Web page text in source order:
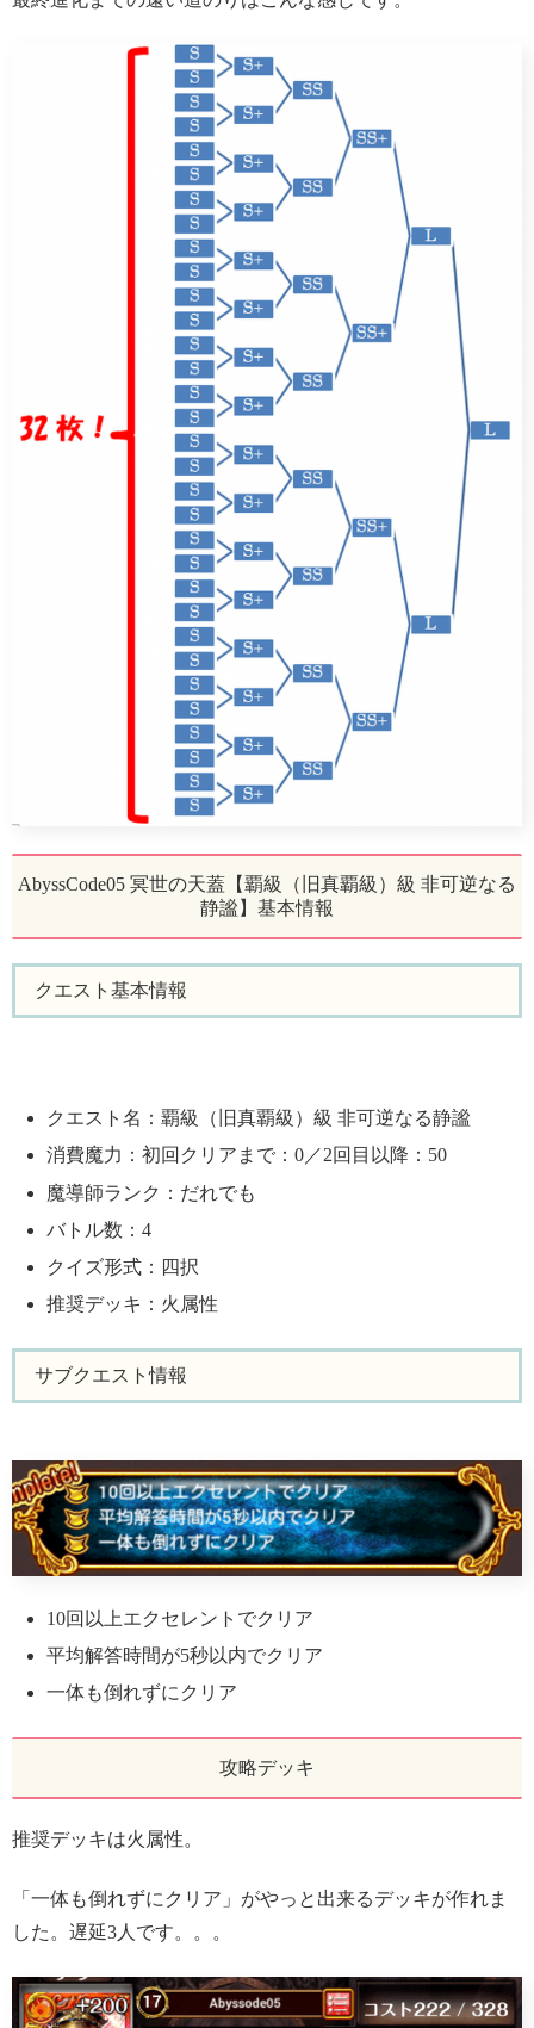
AbyssCode05 冥世の天蓋【覇級（旧真覇級）級 非可逆なる
静謐】基本情報
クエスト基本情報
クエスト名：覇級（旧真覇級）級 非可逆なる静謐
消費魔力：初回クリアまで：0／2回目以降：50
魔導師ランク：だれでも
バトル数：4
クイズ形式：四択
推奨デッキ：火属性
サブクエスト情報
10回以上エクセレントでクリア
平均解答時間が5秒以内でクリア
一体も倒れずにクリア
攻略デッキ
推奨デッキは火属性。
「一体も倒れずにクリア」がやっと出来るデッキが作れま
した。遅延3人です。。。